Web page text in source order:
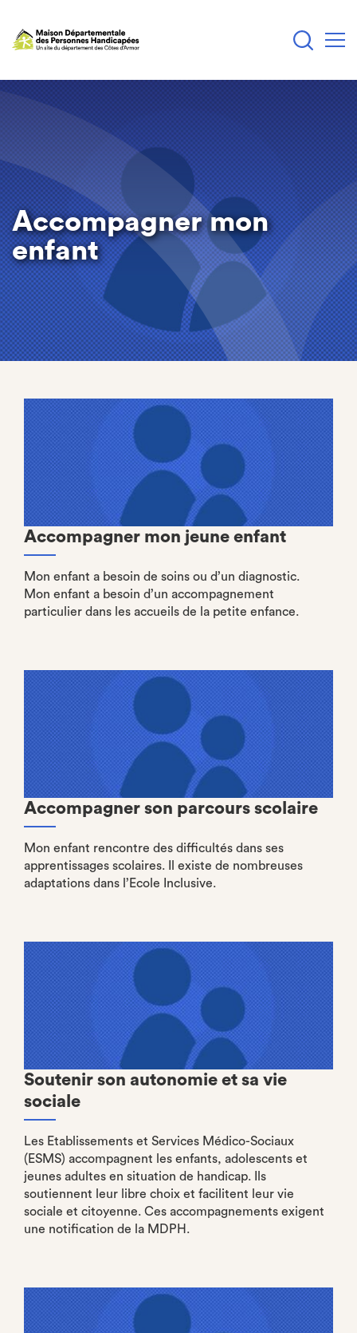
Aller
au
contenu
principal
Accompagner mon
enfant
Accompagner mon jeune enfant
Mon enfant a besoin de soins ou d’un diagnostic.
Mon enfant a besoin d’un accompagnement
particulier dans les accueils de la petite enfance.
Accompagner son parcours scolaire
Mon enfant rencontre des difficultés dans ses
apprentissages scolaires. Il existe de nombreuses
adaptations dans l’Ecole Inclusive.
Soutenir son autonomie et sa vie
sociale
Les Etablissements et Services Médico-Sociaux
(ESMS) accompagnent les enfants, adolescents et
jeunes adultes en situation de handicap. Ils
soutiennent leur libre choix et facilitent leur vie
sociale et citoyenne. Ces accompagnements exigent
une notification de la MDPH.